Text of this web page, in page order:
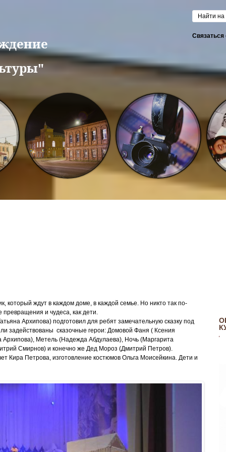
ждут в каждом доме, в каждой семье. Но никто так по-
и чудеса, как дети.
Архипова) подготовил для ребят замечательную сказку под
задействованы сказочные герои: Домовой Фаня ( Ксения
Архипова), Метель (Надежда Абдулаева), Ночь (Маргарита
Смирнов) и конечно же Дед Мороз (Дмитрий Петров).
Кира Петрова, изготовление костюмов Ольга Моисейкина. Дети и